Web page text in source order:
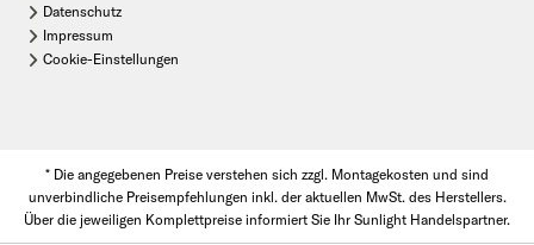
Datenschutz
Impressum
Cookie-Einstellungen
* Die angegebenen Preise verstehen sich zzgl. Montagekosten und sind
unverbindliche Preisempfehlungen inkl. der aktuellen MwSt. des Herstellers.
Über die jeweiligen Komplettpreise informiert Sie Ihr Sunlight Handelspartner.